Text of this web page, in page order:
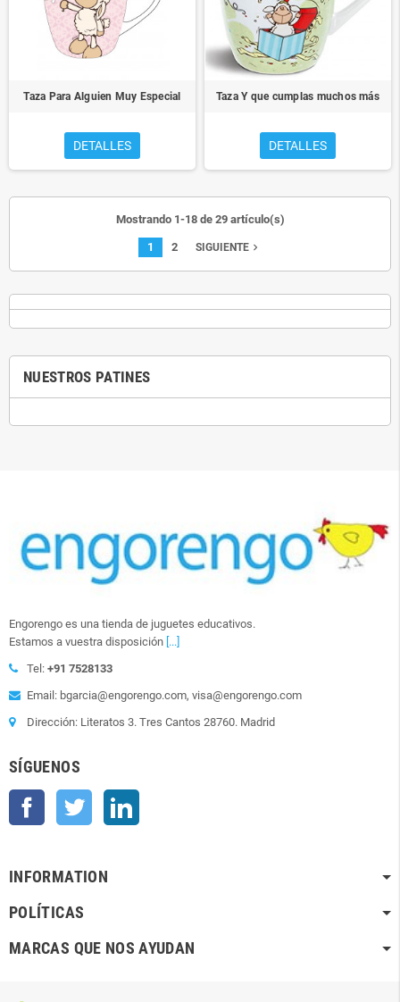
NUESTROS PATINES
Taza Para Alguien Muy Especial
DETALLES
Taza Y que cumplas muchos más
DETALLES
Mostrando 1-18 de 29 artículo(s)
1 2 SIGUIENTE navigate_next
Engorengo es una tienda de juguetes educativos.
Estamos a vuestra disposición [...]
Tel: +91 7528133
Email: bgarcia@engorengo.com, visa@engorengo.com
Dirección: Literatos 3. Tres Cantos 28760. Madrid
SÍGUENOS
Facebook Twitter
INFORMATION
POLÍTICAS
MARCAS QUE NOS AYUDAN